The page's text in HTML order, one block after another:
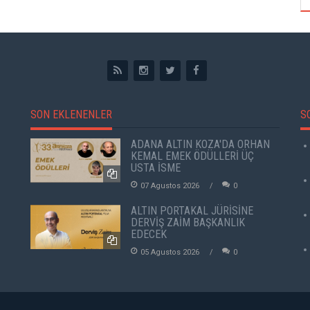
SON EKLENENLER
ADANA ALTIN KOZA'DA ORHAN
KEMAL EMEK ÖDÜLLERİ ÜÇ
USTA İSME
07 Agustos 2026 0
ALTIN PORTAKAL JÜRİSİNE
DERVİŞ ZAİM BAŞKANLIK
EDECEK
05 Agustos 2026 0